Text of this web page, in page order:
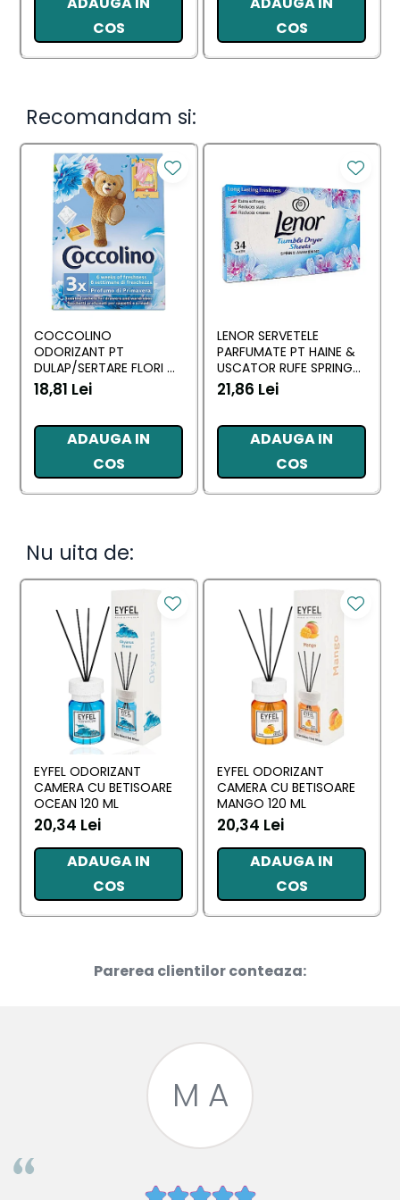
COS
COS
Recomandam si:
COCCOLINO
ODORIZANT PT
DULAP/SERTARE FLORI DI
PRIMAVERA 3 BUC
18,81 Lei
ADAUGA IN
COS
LENOR SERVETELE
PARFUMATE PT HAINE &
USCATOR RUFE SPRING
AWAKENING 34 BUC
21,86 Lei
ADAUGA IN
COS
Nu uita de:
EYFEL ODORIZANT
CAMERA CU BETISOARE
OCEAN 120 ML
20,34 Lei
ADAUGA IN
COS
EYFEL ODORIZANT
CAMERA CU BETISOARE
MANGO 120 ML
20,34 Lei
ADAUGA IN
COS
Parerea clientilor conteaza:
M A